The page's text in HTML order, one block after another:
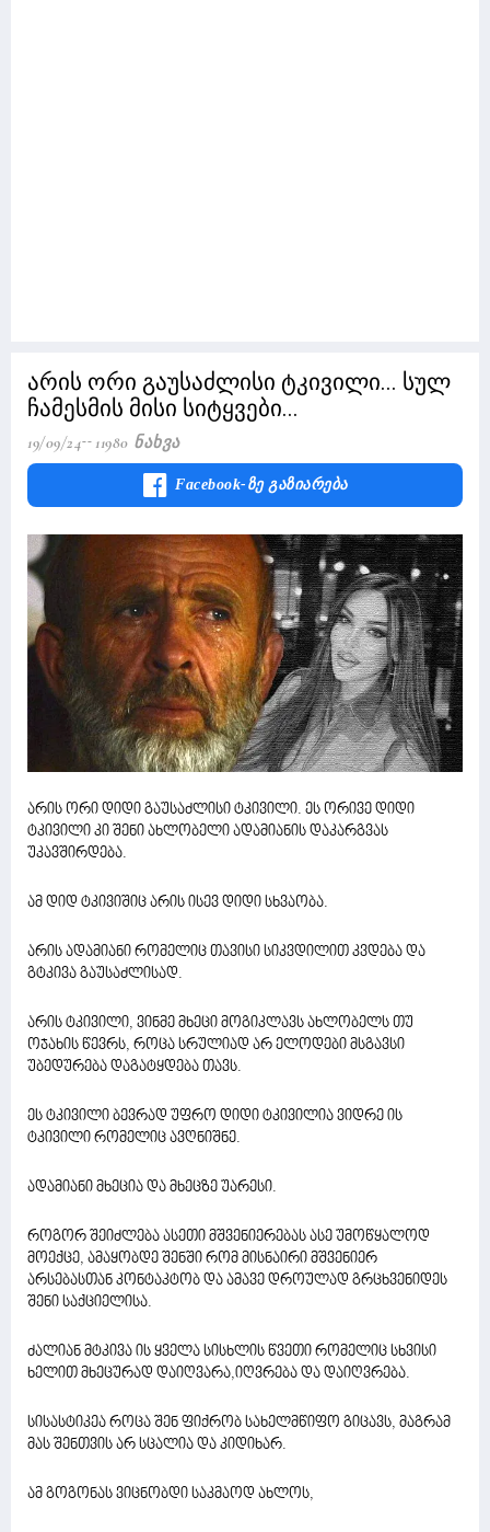
არის ორი გაუსაძლისი ტკივილი... სულ
ჩამესმის მისი სიტყვები...
19/09/24 11980 Ნახვა
Facebook-Ზე Გაზიარება
არის ორი დიდი გაუსაძლისი ტკივილი. ეს ორივე დიდი
ტკივილი კი შენი ახლობელი ადამიანის დაკარგვას
უკავშირდება.
ამ დიდ ტკივიშიც არის ისევ დიდი სხვაობა.
არის ადამიანი რომელიც თავისი სიკვდილით კვდება და
გტკივა გაუსაძლისად.
არის ტკივილი, ვინმე მხეცი მოგიკლავს ახლობელს თუ
ოჯახის წევრს, როცა სრულიად არ ელოდები მსგავსი
უბედურება დაგატყდება თავს.
ეს ტკივილი ბევრად უფრო დიდი ტკივილია ვიდრე ის
ტკივილი რომელიც ავღნიშნე.
ადამიანი მხეცია და მხეცზე უარესი.
როგორ შეიძლება ასეთი მშვენიერებას ასე უმოწყალოდ
მოექცე, ამაყობდე შენში რომ მისნაირი მშვენიერ
არსებასთან კონტაკტობ და ამავე დროულად გრცხვენიდეს
შენი საქციელისა.
ძალიან მტკივა ის ყველა სისხლის წვეთი რომელიც სხვისი
ხელით მხეცურად დაიღვარა,იღვრება და დაიღვრება.
სისასტიკეა როცა შენ ფიქრობ სახელმწიფო გიცავს, მაგრამ
მას შენთვის არ სცალია და კიდიხარ.
ამ გოგონას ვიცნობდი საკმაოდ ახლოს,